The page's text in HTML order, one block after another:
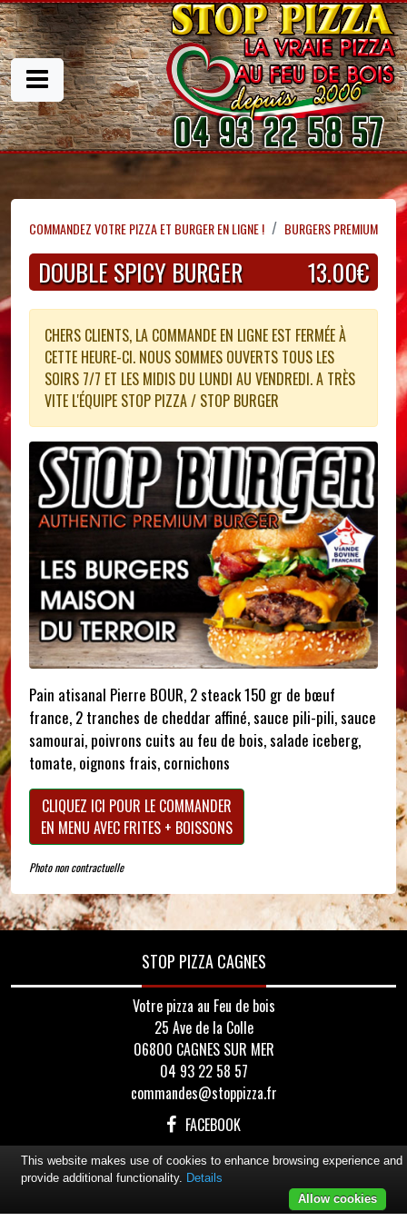
COMMANDEZ VOTRE PIZZA ET BURGER EN LIGNE ! BURGERS PREMIUM
DOUBLE SPICY BURGER 13.00€
CHERS CLIENTS, LA COMMANDE EN LIGNE EST FERMÉE À
CETTE HEURE-CI. NOUS SOMMES OUVERTS TOUS LES
SOIRS 7/7 ET LES MIDIS DU LUNDI AU VENDREDI. A TRÈS
VITE L'ÉQUIPE STOP PIZZA / STOP BURGER
Pain atisanal Pierre BOUR, 2 steack 150 gr de bœuf
france, 2 tranches de cheddar affiné, sauce pili-pili, sauce
samourai, poivrons cuits au feu de bois, salade iceberg,
tomate, oignons frais, cornichons
CLIQUEZ ICI POUR LE COMMANDER
EN MENU AVEC FRITES + BOISSONS
Photo non contractuelle
STOP PIZZA CAGNES
Votre pizza au Feu de bois
25 Ave de la Colle
06800 CAGNES SUR MER
04 93 22 58 57
commandes@stoppizza.fr
FACEBOOK
This website makes use of cookies to enhance browsing experience and
provide additional functionality. Details
Allow cookies